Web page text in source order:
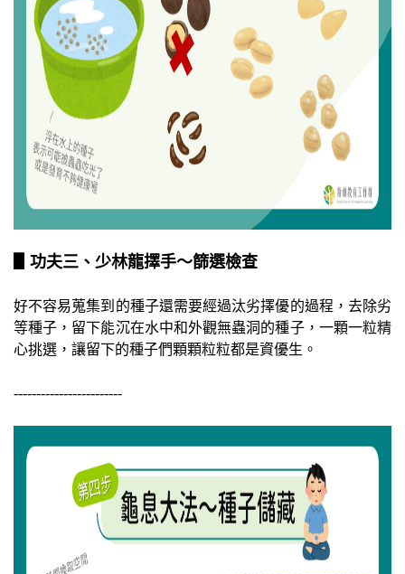
▋功夫三、少林龍擇手～篩選檢查
好不容易蒐集到的種子還需要經過汰劣擇優的過程，去除劣
等種子，留下能沉在水中和外觀無蟲洞的種子，一顆一粒精
心挑選，讓留下的種子們顆顆粒粒都是資優生。
------------------------